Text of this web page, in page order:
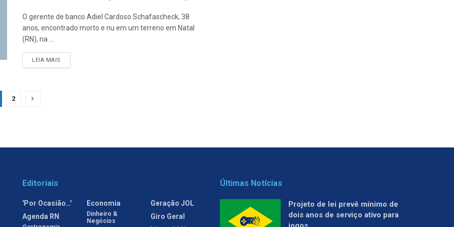
O gerente de banco Adiel Cardoso Schafascheck, 38
anos, encontrado morto e nu em um terreno em Natal
(RN), na ...
LEIA MAIS
2
Editoriais
'Por Ocasião…'
Agenda RN
Economia
Dinheiro &
Negócios
Geração JOL
Giro Geral
Últimas Notícias
Projeto de lei prevê mínimo de
dois anos de serviço ativo para